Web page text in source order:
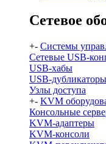
Сетевое
+- Системы
Сетевые USB-
USB-хабы
USB-дубликаторы
Узлы доступа
+- KVM
Консольные
KVM-адаптеры
KVM-консоли